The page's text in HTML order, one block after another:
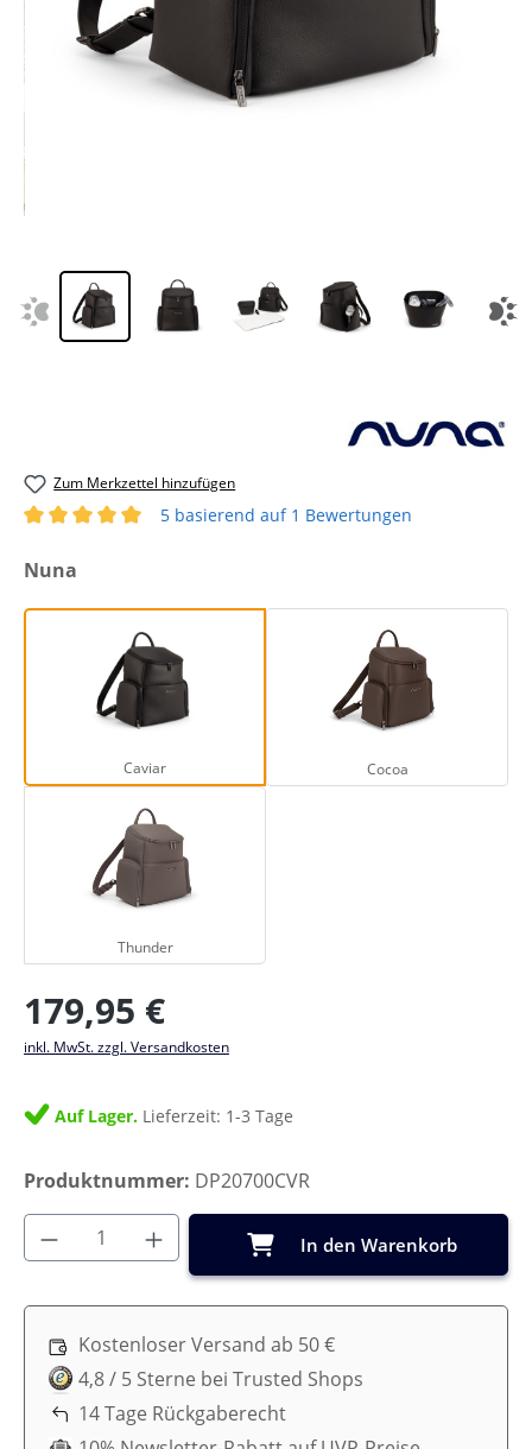
Zum Merkzettel hinzufügen
5 basierend auf 1 Bewertungen
auswählen
Nuna
Caviar
Caviar
Cocoa
Cocoa
Thunder
Thunder
Regulärer Preis:
179,95 €
inkl. MwSt. zzgl. Versandkosten
Auf Lager. Lieferzeit: 1-3 Tage
Produktnummer: DP20700CVR
Produkt Anzahl: Gib den gewünschten
In den Warenkorb
Kostenloser Versand ab 50 €
4,8 / 5 Sterne bei Trusted Shops
14 Tage Rückgaberecht